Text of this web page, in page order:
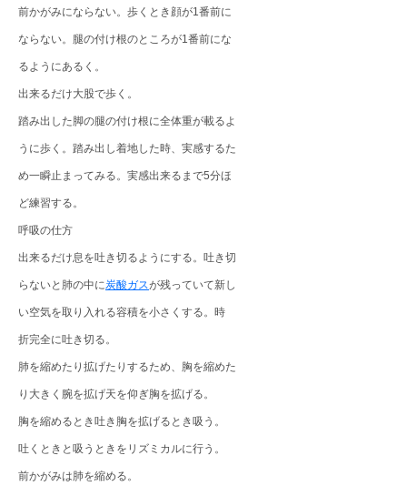
前かがみにならない。歩くとき顔が1番前に
ならない。腿の付け根のところが1番前にな
るようにあるく。
出来るだけ大股で歩く。
踏み出した脚の腿の付け根に全体重が載るよ
うに歩く。踏み出し着地した時、実感するた
め一瞬止まってみる。実感出来るまで5分ほ
ど練習する。
呼吸の仕方
出来るだけ息を吐き切るようにする。吐き切
らないと肺の中に炭酸ガスが残っていて新し
い空気を取り入れる容積を小さくする。時
折完全に吐き切る。
肺を縮めたり拡げたりするため、胸を縮めた
り大きく腕を拡げ天を仰ぎ胸を拡げる。
胸を縮めるとき吐き胸を拡げるとき吸う。
吐くときと吸うときをリズミカルに行う。
前かがみは肺を縮める。